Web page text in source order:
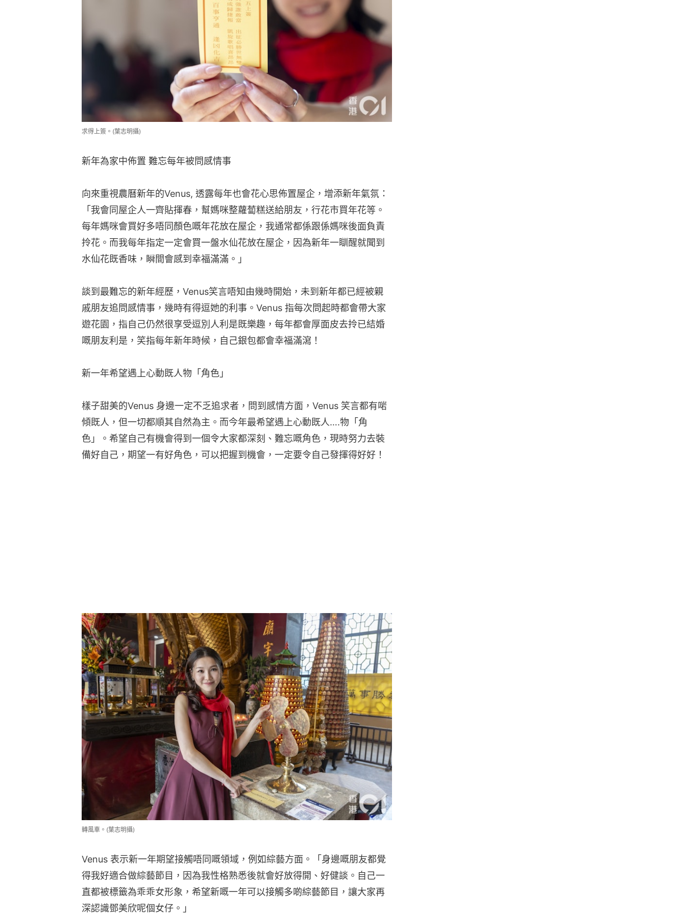
求得上簽。(葉志明攝)
新年為家中佈置 難忘每年被問感情事
向來重視農曆新年的Venus, 透露每年也會花心思佈置屋企，增添新年氣氛：
「我會同屋企人一齊貼揮春，幫媽咪整蘿蔔糕送給朋友，行花市買年花等。
每年媽咪會買好多唔同顏色嘅年花放在屋企，我通常都係跟係媽咪後面負責
拎花。而我每年指定一定會買一盤水仙花放在屋企，因為新年一瞓醒就聞到
水仙花既香味，瞬間會感到幸福滿滿。」
談到最難忘的新年經歷，Venus笑言唔知由幾時開始，未到新年都已經被親
戚朋友追問感情事，幾時有得逗她的利事。Venus 指每次問起時都會帶大家
遊花園，指自己仍然很享受逗別人利是既樂趣，每年都會厚面皮去拎已結婚
嘅朋友利是，笑指每年新年時候，自己銀包都會幸福滿瀉！
新一年希望遇上心動既人物「角色」
樣子甜美的Venus 身邊一定不乏追求者，問到感情方面，Venus 笑言都有啱
傾既人，但一切都順其自然為主。而今年最希望遇上心動既人….物「角
色」。希望自己有機會得到一個令大家都深刻、難忘嘅角色，現時努力去裝
備好自己，期望一有好角色，可以把握到機會，一定要令自己發揮得好好！
轉風車。(葉志明攝)
Venus 表示新一年期望接觸唔同嘅領域，例如綜藝方面。「身邊嘅朋友都覺
得我好適合做綜藝節目，因為我性格熟悉後就會好放得開、好健談。自己一
直都被標籤為乖乖女形象，希望新嘅一年可以接觸多啲綜藝節目，讓大家再
深認識鄧美欣呢個女仔。」